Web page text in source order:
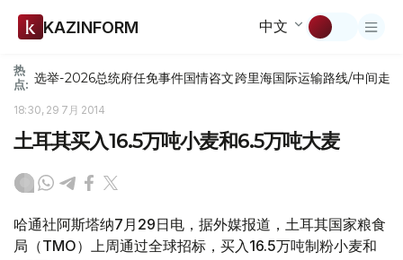
KAZINFORM 中文
热
点: 选举-2026总统府任免事件国情咨文跨里海国际运输路线/中间走廊
18:30, 29 7月 2014
土耳其买入16.5万吨小麦和6.5万吨大麦
哈通社阿斯塔纳7月29日电，据外媒报道，土耳其国家粮食
局（TMO）上周通过全球招标，买入16.5万吨制粉小麦和